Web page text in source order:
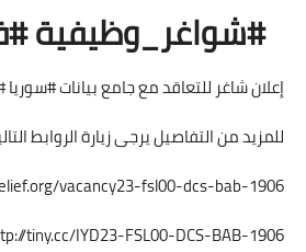
#شواغر_وظيفية
إعلان شاغر للتعاقد مع جامع بيانات
للمزيد من التفاصيل يرجى زيارة الروابط
vacancy23-fsl00-dcs-bab-1906/
tiny.cc/IYD23-FSL00-DCS-BAB-1906